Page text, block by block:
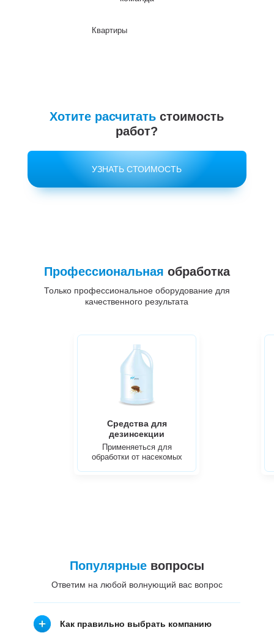
Квартиры
Хотите расчитать стоимость
работ?
УЗНАТЬ СТОИМОСТЬ
Профессиональная обработка
Только профессиональное оборудование для
качественного результата
Средства для
дезинсекции
Применяеться для
обработки от насекомых
Популярныевопросы
Ответим на любой волнующий вас вопрос
Как правильно выбрать компанию